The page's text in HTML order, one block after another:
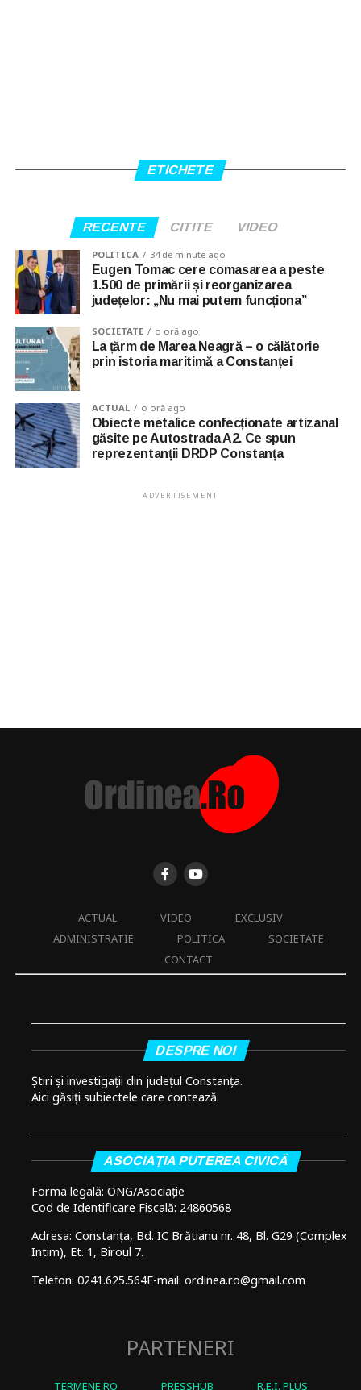
ETICHETE
RECENTE CITITE VIDEO
POLITICA 34 de minute ago
Eugen Tomac cere comasarea a peste
1.500 de primării și reorganizarea
județelor: „Nu mai putem funcționa”
SOCIETATE o oră ago
La țărm de Marea Neagră – o călătorie
prin istoria maritimă a Constanței
ACTUAL o oră ago
Obiecte metalice confecționate artizanal
găsite pe Autostrada A2. Ce spun
reprezentanții DRDP Constanța
ADVERTISEMENT
ACTUAL VIDEO
EXCLUSIV
ADMINISTRATIE
POLITICA
SOCIETATE
CONTACT
DESPRE NOI
Știri și investigații din județul Constanța.
Aici găsiți subiectele care contează.
ASOCIAȚIA PUTEREA CIVICĂ
Forma legală: ONG/Asociație
Cod de Identificare Fiscală: 24860568
Adresa: Constanța, Bd. IC Brătianu nr. 48, Bl. G29 (Complex
Intim), Et. 1, Biroul 7.
Telefon: 0241.625.564E-mail: ordinea.ro@gmail.com
PARTENERI
TERMENE.RO PRESSHUB R.E.I. PLUS